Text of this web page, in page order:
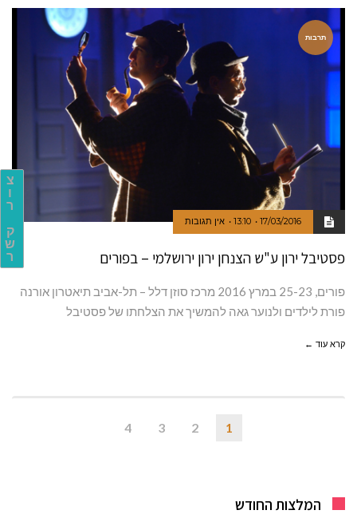
צ
ו
ר
ק
ש
ר
תרבות
17/03/2016
13:10 אין תגובות
פסטיבל ירון ע"ש הצנחן ירון ירושלמי – בפורים
פורים, 25-23 במרץ 2016 מרכז סוזן דלל – תל-אביב תיאטרון אורנה
פורת לילדים ולנוער גאה להמשיך את הצלחתו של פסטיבל
קרא עוד ←
1
2
3
4
המלצות החודש